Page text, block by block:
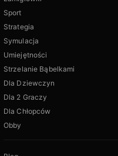
Sport
Strategia
Symulacja
Umiejętności
Strzelanie Bąbelkami
Dla Dziewczyn
Dla 2 Graczy
Dla Chłopców
Obby